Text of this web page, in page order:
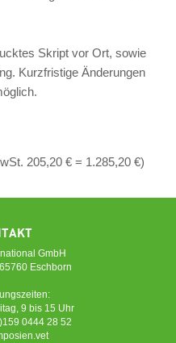
Skript vor Ort, sowie
Kurzfristige Änderungen
205,20 € = 1.285,20 €)
GmbH
Eschborn
9 bis 15 Uhr
0444 28 52